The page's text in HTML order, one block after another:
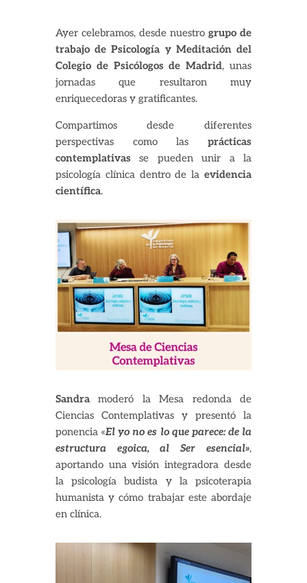
Ayer celebramos, desde nuestrogrupo de
trabajo de Psicología y Meditación del
Colegio de Psicólogos de Madrid, unas
jornadas que resultaron muy
enriquecedoras y gratificantes.
Compartimos desde diferentes
perspectivas como lasprácticas
contemplativas se pueden unir a la
psicología clínica dentro de laevidencia
científica.
Sandramoderó la Mesa redonda de
Ciencias Contemplativas y presentó la
ponencia «El yo no es lo que parece: de la
estructura egoica, al Ser esencial»,
aportando una visión integradora desde
la psicología budista y la psicoterapia
humanista y cómo trabajar este abordaje
en clínica.